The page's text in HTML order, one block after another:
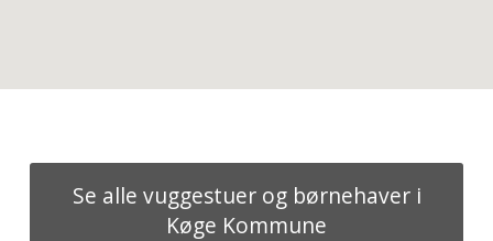
Se alle vuggestuer og børnehaver i
Køge Kommune